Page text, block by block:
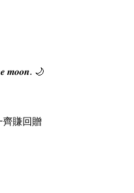
𝒎𝒐𝒐𝒏. 🌙
賺回贈